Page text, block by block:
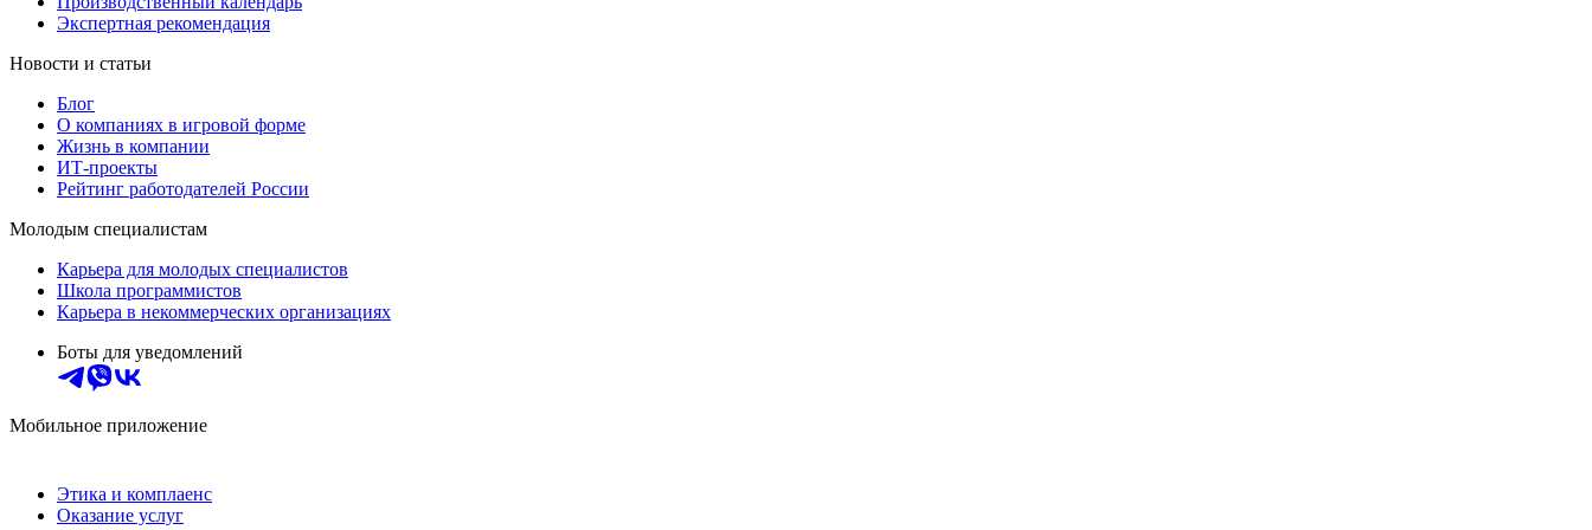
Экспертная рекомендация
Новости и статьи
Блог
О компаниях в игровой форме
Жизнь в компании
ИТ-проекты
Рейтинг работодателей России
Молодым специалистам
Карьера для молодых специалистов
Школа программистов
Карьера в некоммерческих организациях
Боты для уведомлений
Мобильное приложение
Этика и комплаенс
Оказание услуг